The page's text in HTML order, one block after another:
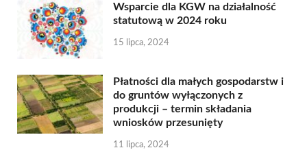
Wsparcie dla KGW na działalność
statutową w 2024 roku
15 lipca, 2024
Płatności dla małych gospodarstw i
do gruntów wyłączonych z
produkcji – termin składania
wniosków przesunięty
11 lipca, 2024